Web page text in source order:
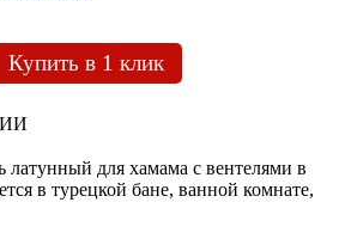
Купить в 1 клик
латунный для хамама с вентелями в
в турецкой бане, ванной комнате,